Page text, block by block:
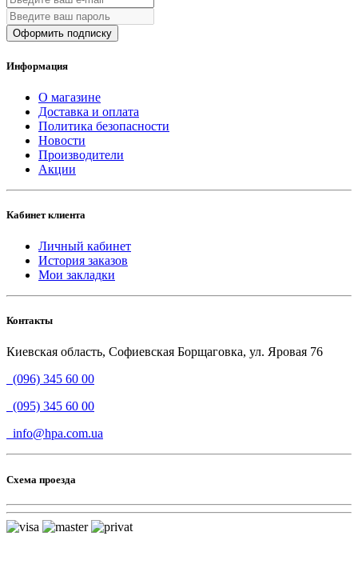
Оформить подписку
Информация
О магазине
Доставка и оплата
Политика безопасности
Новости
Производители
Акции
Кабинет клиента
Личный кабинет
История заказов
Мои закладки
Контакты
Киевская область, Софиевская Борщаговка, ул. Яровая 76
(096) 345 60 00
(095) 345 60 00
info@hpa.com.ua
Схема проезда